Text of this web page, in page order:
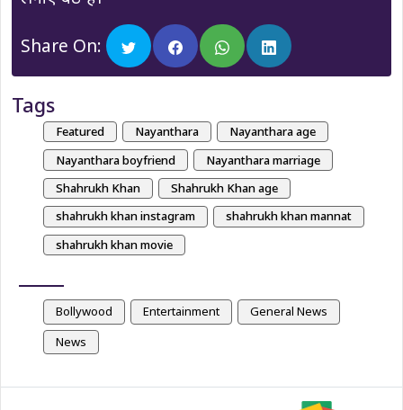
Share On:
Tags
Featured Nayanthara
Nayanthara age
Nayanthara boyfriend
Nayanthara marriage
Shahrukh Khan
Shahrukh Khan age
shahrukh khan instagram
shahrukh khan mannat
shahrukh khan movie
Bollywood Entertainment
General News
News